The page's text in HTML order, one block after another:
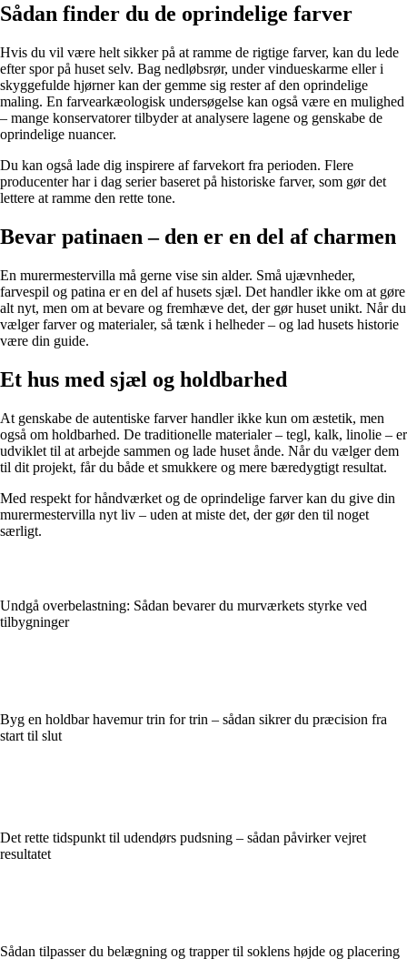
Sådan finder du de oprindelige farver
Hvis du vil være helt sikker på at ramme de rigtige farver, kan du lede
efter spor på huset selv. Bag nedløbsrør, under vindueskarme eller i
skyggefulde hjørner kan der gemme sig rester af den oprindelige
maling. En farvearkæologisk undersøgelse kan også være en mulighed
– mange konservatorer tilbyder at analysere lagene og genskabe de
oprindelige nuancer.
Du kan også lade dig inspirere af farvekort fra perioden. Flere
producenter har i dag serier baseret på historiske farver, som gør det
lettere at ramme den rette tone.
Bevar patinaen – den er en del af charmen
En murermestervilla må gerne vise sin alder. Små ujævnheder,
farvespil og patina er en del af husets sjæl. Det handler ikke om at gøre
alt nyt, men om at bevare og fremhæve det, der gør huset unikt. Når du
vælger farver og materialer, så tænk i helheder – og lad husets historie
være din guide.
Et hus med sjæl og holdbarhed
At genskabe de autentiske farver handler ikke kun om æstetik, men
også om holdbarhed. De traditionelle materialer – tegl, kalk, linolie – er
udviklet til at arbejde sammen og lade huset ånde. Når du vælger dem
til dit projekt, får du både et smukkere og mere bæredygtigt resultat.
Med respekt for håndværket og de oprindelige farver kan du give din
murermestervilla nyt liv – uden at miste det, der gør den til noget
særligt.
Undgå overbelastning: Sådan bevarer du murværkets styrke ved
tilbygninger
Byg en holdbar havemur trin for trin – sådan sikrer du præcision fra
start til slut
Det rette tidspunkt til udendørs pudsning – sådan påvirker vejret
resultatet
Sådan tilpasser du belægning og trapper til soklens højde og placering